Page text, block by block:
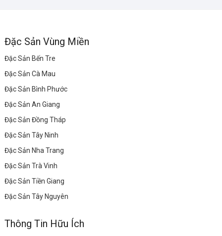
Đặc Sản Vùng Miền
Đặc Sản Bến Tre
Đặc Sản Cà Mau
Đặc Sản Bình Phước
Đặc Sản An Giang
Đặc Sản Đồng Tháp
Đặc Sản Tây Ninh
Đặc Sản Nha Trang
Đặc Sản Trà Vinh
Đặc Sản Tiền Giang
Đặc Sản Tây Nguyên
Thông Tin Hữu Ích